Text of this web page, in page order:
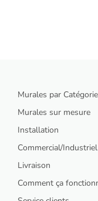
Murales par
Murales sur mesure
Installation
Commercial/Industriel
Livraison
Comment ça